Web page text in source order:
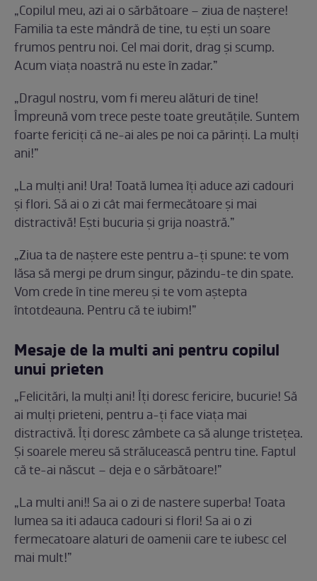
„Copilul meu, azi ai o sărbătoare – ziua de naștere!
Familia ta este mândră de tine, tu ești un soare
frumos pentru noi. Cel mai dorit, drag și scump.
Acum viața noastră nu este în zadar.”
„Dragul nostru, vom fi mereu alături de tine!
Împreună vom trece peste toate greutățile. Suntem
foarte fericiți că ne-ai ales pe noi ca părinți. La mulți
ani!”
„La mulți ani! Ura! Toată lumea îți aduce azi cadouri
și flori. Să ai o zi cât mai fermecătoare și mai
distractivă! Ești bucuria și grija noastră.”
„Ziua ta de naștere este pentru a-ți spune: te vom
lăsa să mergi pe drum singur, păzindu-te din spate.
Vom crede în tine mereu și te vom aștepta
întotdeauna. Pentru că te iubim!”
Mesaje de la multi ani pentru copilul
unui prieten
„Felicitări, la mulți ani! Îți doresc fericire, bucurie! Să
ai mulți prieteni, pentru a-ți face viața mai
distractivă. Îți doresc zâmbete ca să alunge tristețea.
Și soarele mereu să strălucească pentru tine. Faptul
că te-ai născut – deja e o sărbătoare!”
„La multi ani!! Sa ai o zi de nastere superba! Toata
lumea sa iti adauca cadouri si flori! Sa ai o zi
fermecatoare alaturi de oamenii care te iubesc cel
mai mult!”